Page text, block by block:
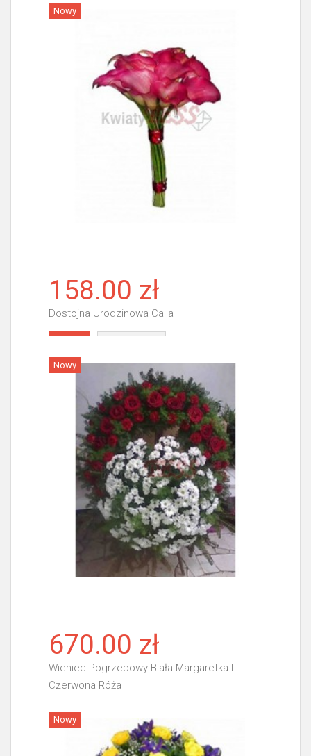
Nowy
158.00 zł
Dostojna Urodzinowa Calla
Nowy
670.00 zł
Wieniec Pogrzebowy Biała Margaretka I
Czerwona Róża
Więcej
Nowy